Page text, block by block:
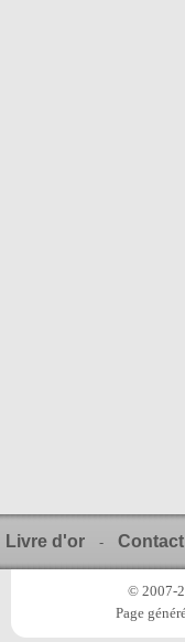
Livre d'or - Contact
© 2007-
Page